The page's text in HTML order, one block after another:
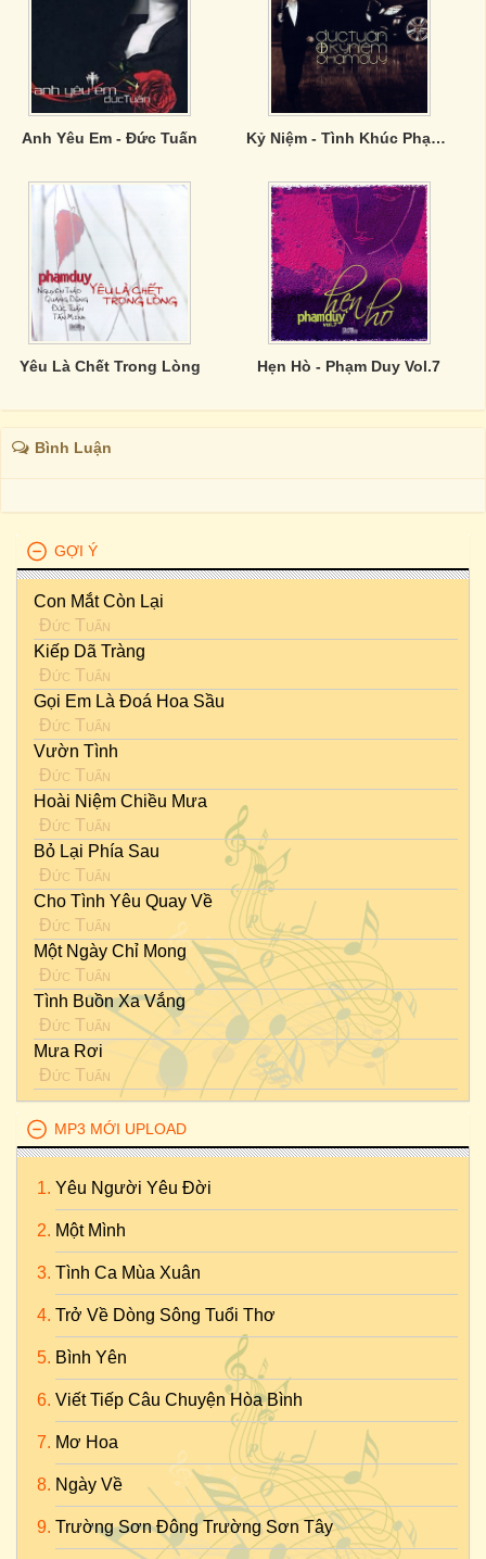
Anh Yêu Em - Đức Tuấn Kỷ Niệm - Tình Khúc Phạm Duy - CD1
Yêu Là Chết Trong Lòng Hẹn Hò - Phạm Duy Vol.7
Bình Luận
GỢI Ý
Con Mắt Còn Lại
Đức Tuấn
Kiếp Dã Tràng
Đức Tuấn
Gọi Em Là Đoá Hoa Sầu
Đức Tuấn
Vườn Tình
Đức Tuấn
Hoài Niệm Chiều Mưa
Đức Tuấn
Bỏ Lại Phía Sau
Đức Tuấn
Cho Tình Yêu Quay Về
Đức Tuấn
Một Ngày Chỉ Mong
Đức Tuấn
Tình Buồn Xa Vắng
Đức Tuấn
Mưa Rơi
Đức Tuấn
MP3 MỚI UPLOAD
Yêu Người Yêu Đời
Một Mình
Tình Ca Mùa Xuân
Trở Về Dòng Sông Tuổi Thơ
Bình Yên
Viết Tiếp Câu Chuyện Hòa Bình
Mơ Hoa
Ngày Về
Trường Sơn Đông Trường Sơn Tây